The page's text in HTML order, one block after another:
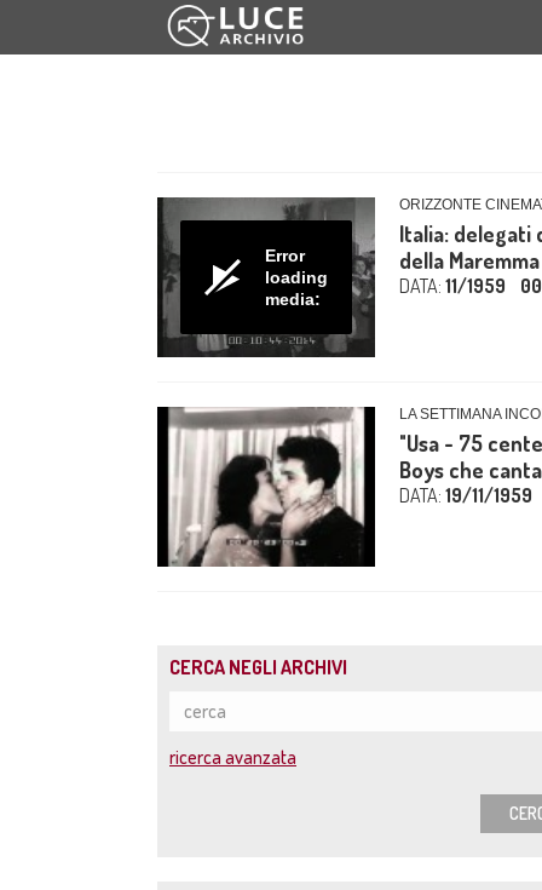
Error
loading
media:
ORIZZONTE
Italia: delegati
della
DATA: 11/1959
LA SETTIMANA
"Usa - 75
Boys che
DATA: 19/11/1959
CERCA NEGLI ARCHIVI
ricerca avanzata